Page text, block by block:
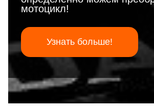
мотоцикл!
Узнать больше!